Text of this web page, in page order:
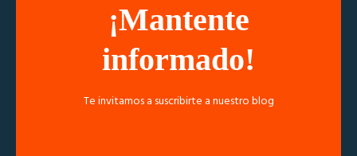
¡Mantente
informado!
Te invitamos a suscribirte a nuestro blog